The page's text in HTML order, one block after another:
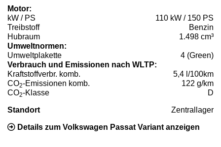
Motor:
kW / PS
110 kW / 150 PS
Treibstoff
Benzin
Hubraum
1.498 cm³
Umweltnormen:
Umweltplakette
4 (Green)
Verbrauch und Emissionen nach WLTP:
Kraftstoffverbr. komb.
5,4 l/100km
CO2-Emissionen komb.
122 g/km
CO2-Klasse D
Standort Zentrallager
Details zum Volkswagen Passat Variant anzeigen